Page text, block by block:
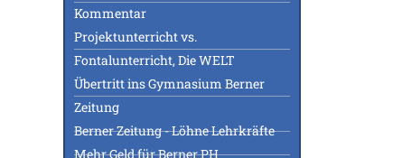
Kommentar
Projektunterricht vs.
Fontalunterricht, Die WELT
Übertritt ins Gymnasium Berner
Zeitung
Berner Zeitung - Löhne Lehrkräfte
Mehr Geld für Berner PH